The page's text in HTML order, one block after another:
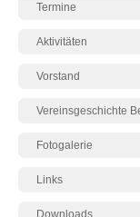
Termine
Aktivitäten
Vorstand
Vereinsgeschichte
Fotogalerie
Links
Downloads